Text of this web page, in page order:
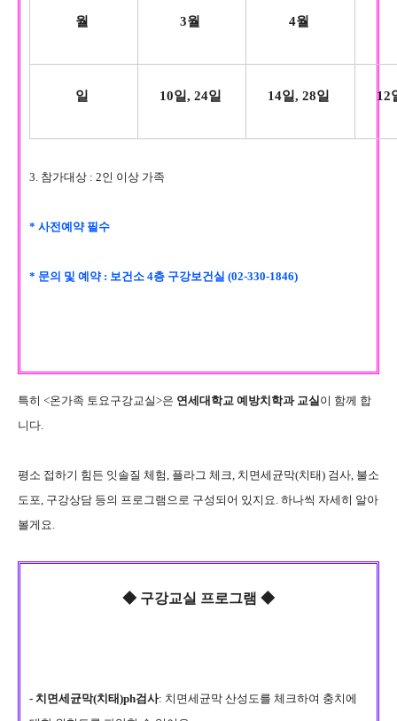
월 3월 4월
일 10일, 24일 14일, 28일 12
3. 참가대상 : 2인 이상 가족
* 사전예약 필수
* 문의 및 예약 : 보건소 4층 구강보건실 (02-330-1846)
특히 <온가족 토요구강교실>은 연세대학교 예방치학과 교실이 함께 합
니다.
평소 접하기 힘든 잇솔질 체험, 플라그 체크, 치면세균막(치태) 검사, 불소
도포, 구강상담 등의 프로그램으로 구성되어 있지요. 하나씩 자세히 알아
볼게요.
◆ 구강교실 프로그램 ◆
- 치면세균막(치태)ph검사: 치면세균막 산성도를 체크하여 충치에